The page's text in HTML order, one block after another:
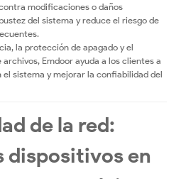
modificaciones o daños
del sistema y reduce el riesgo de
la protección de apagado y el
Emdoor ayuda a los clientes a
el sistema y mejorar la confiabilidad del
de la red:
dispositivos en